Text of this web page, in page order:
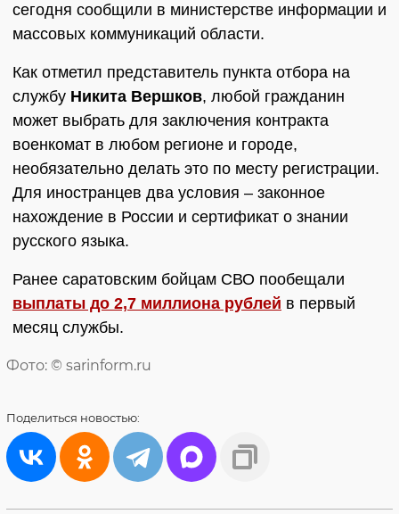
сегодня сообщили в министерстве информации и
массовых коммуникаций области.
Как отметил представитель пункта отбора на
службу Никита Вершков, любой гражданин
может выбрать для заключения контракта
военкомат в любом регионе и городе,
необязательно делать это по месту регистрации.
Для иностранцев два условия – законное
нахождение в России и сертификат о знании
русского языка.
Ранее саратовским бойцам СВО пообещали
выплаты до 2,7 миллиона рублей в первый
месяц службы.
Фото: © sarinform.ru
Поделиться новостью: